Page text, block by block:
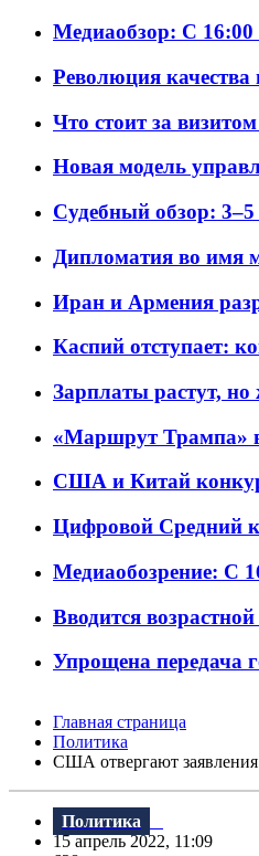
Медиаобзор: С 16:00
Революция
Что стоит за
Новая модель
Судебный обзор: 3–5
Дипломатия во имя
Иран и Армения
Каспий отступает:
Зарплаты растут, но
«Маршрут Трампа»
США и Китай
Цифровой Средний
Медиаобозрение: С
Вводится
Упрощена передача
Главная страница
Политика
США отвергают заявления
Политика
15 апрель 2022, 11:09